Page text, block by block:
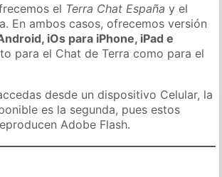
el Terra Chat España y el
En ambos casos, ofrecemos versión
iOs para iPhone, iPad e
para el Chat de Terra como para el
desde un dispositivo Celular, la
es la segunda, pues estos
Adobe Flash.